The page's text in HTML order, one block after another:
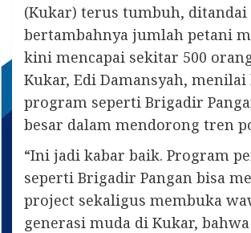
(Kukar) terus tumbuh, ditandai
bertambahnya jumlah petani
kini mencapai sekitar 500
Kukar, Edi Damansyah, menilai
program seperti Brigadir
besar dalam mendorong tren
“Ini jadi kabar baik. Program
seperti Brigadir Pangan bisa
project sekaligus membuka
generasi muda di Kukar,